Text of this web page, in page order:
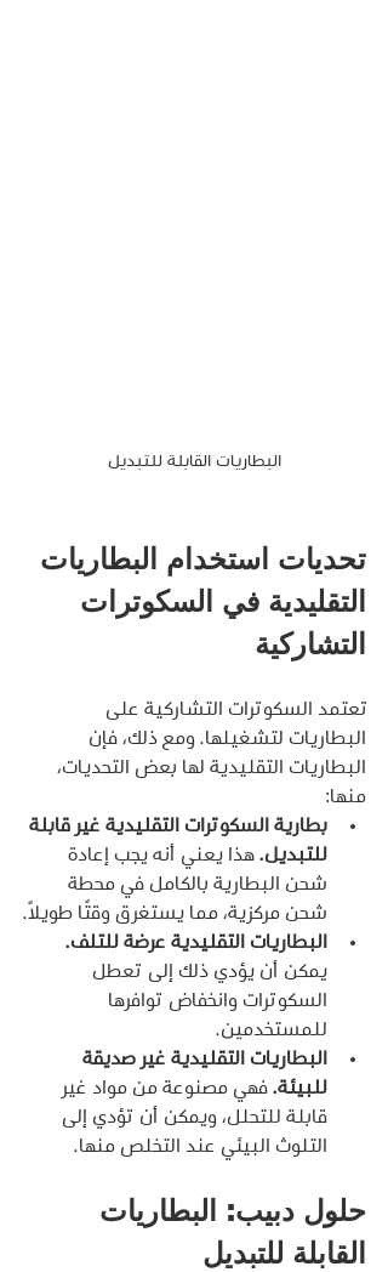
البطاريات القابلة للتبديل
تحديات استخدام البطاريات
التقليدية في السكوترات
التشاركية
تعتمد السكوترات التشاركية على
البطاريات لتشغيلها. ومع ذلك، فإن
البطاريات التقليدية لها بعض التحديات،
منها:
بطارية السكوترات التقليدية غير قابلة
للتبديل. هذا يعني أنه يجب إعادة
شحن البطارية بالكامل في محطة
شحن مركزية، مما يستغرق وقتًا طويلاً.
البطاريات التقليدية عرضة للتلف.
يمكن أن يؤدي ذلك إلى تعطل
السكوترات وانخفاض توافرها
للمستخدمين.
البطاريات التقليدية غير صديقة
للبيئة. فهي مصنوعة من مواد غير
قابلة للتحلل، ويمكن أن تؤدي إلى
التلوث البيئي عند التخلص منها.
حلول دبيب: البطاريات
القابلة للتبديل